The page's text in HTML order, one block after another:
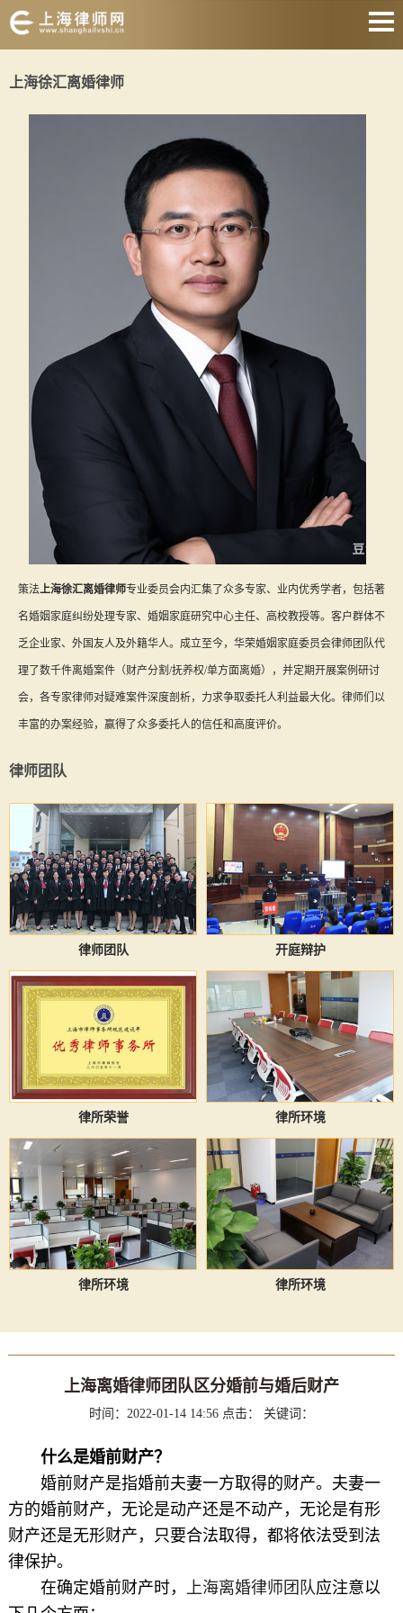
房产纠纷
合同纠纷
征地拆迁
劳动纠纷
关于我们
上海徐汇离婚律师
策法上海徐汇离婚律师专业委员会内汇集了众多专家、业内优秀学者，包括著
名婚姻家庭纠纷处理专家、婚姻家庭研究中心主任、高校教授等。客户群体不
乏企业家、外国友人及外籍华人。成立至今，华荣婚姻家庭委员会律师团队代
理了数千件离婚案件（财产分割/抚养权/单方面离婚），并定期开展案例研讨
会，各专家律师对疑难案件深度剖析，力求争取委托人利益最大化。律师们以
丰富的办案经验，赢得了众多委托人的信任和高度评价。
律师团队
律师团队 开庭辩护
律所荣誉 律所环境
律所环境 律所环境
上海离婚律师团队区分婚前与婚后财产
时间：2022-01-14 14:56 点击： 关键词：
什么是婚前财产？
婚前财产是指婚前夫妻一方取得的财产。夫妻一
方的婚前财产，无论是动产还是不动产，无论是有形
财产还是无形财产，只要合法取得，都将依法受到法
律保护。
在确定婚前财产时，
上海离婚律师团队应注意以